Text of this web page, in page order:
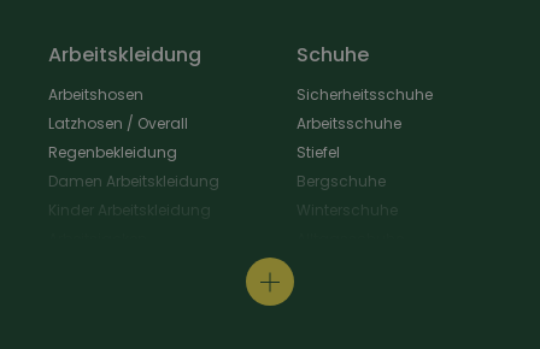
Arbeitskleidung
Arbeitshosen
Latzhosen / Overall
Regenbekleidung
Damen Arbeitskleidung
Kinder Arbeitskleidung
Schuhe
Sicherheitsschuhe
Arbeitsschuhe
Stiefel
Bergschuhe
Winterschuhe